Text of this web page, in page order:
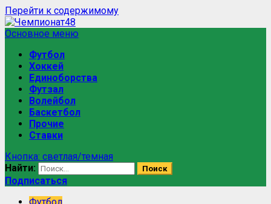
Перейти к содержимому
Основное меню
Футбол
Хоккей
Единоборства
Футзал
Волейбол
Баскетбол
Прочие
Ставки
Кнопка: светлая/темная
Найти:
Подписаться